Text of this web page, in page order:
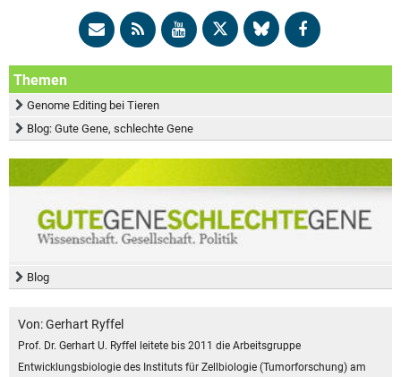
Themen
Genome Editing bei Tieren
Blog: Gute Gene, schlechte Gene
Blog
Von: Gerhart Ryffel
Prof. Dr. Gerhart U. Ryffel leitete bis 2011 die Arbeitsgruppe
Entwicklungsbiologie des Instituts für Zellbiologie (Tumorforschung) am